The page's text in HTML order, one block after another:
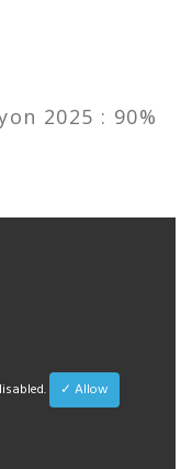
2025 : 90%
✓ Allow